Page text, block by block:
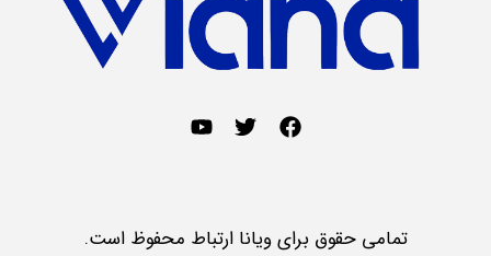
تمامی حقوق برای ویانا ارتباط محفوظ است.